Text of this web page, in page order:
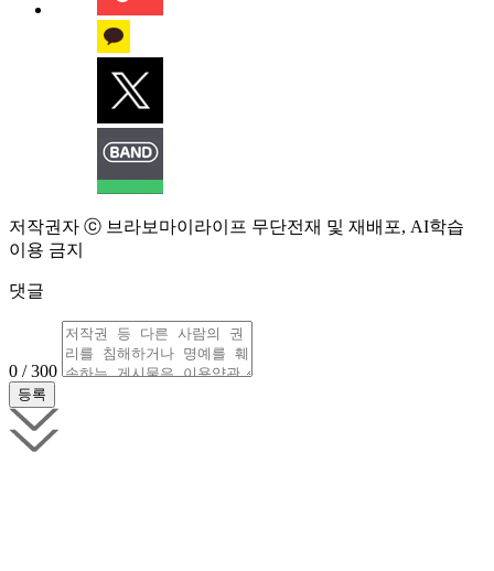
저작권자 ⓒ 브라보마이라이프 무단전재 및 재배포, AI학습
이용 금지
댓글
0 / 300